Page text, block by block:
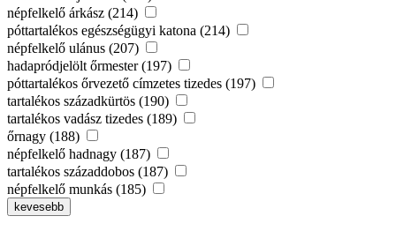
népfelkelő árkász (214)
póttartalékos egészségügyi katona (214)
népfelkelő ulánus (207)
hadapródjelölt őrmester (197)
póttartalékos őrvezető címzetes tizedes (197)
tartalékos századkürtös (190)
tartalékos vadász tizedes (189)
őrnagy (188)
népfelkelő hadnagy (187)
tartalékos századdobos (187)
népfelkelő munkás (185)
kevesebb